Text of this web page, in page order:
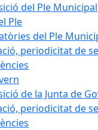
del Ple Municipal
Ple
del Ple
periodicitat de
de la Junta de
periodicitat de